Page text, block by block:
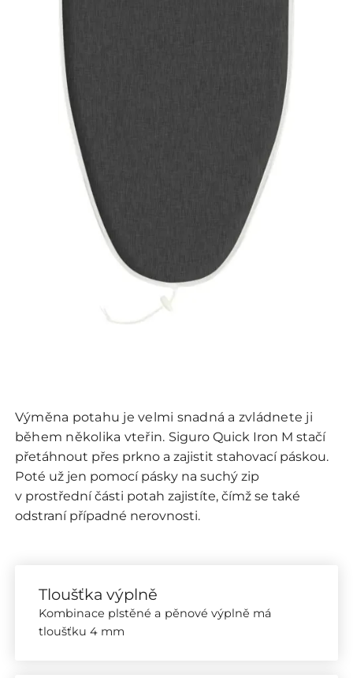
Výměna potahu je velmi snadná a zvládnete ji
během několika vteřin. Siguro Quick Iron M stačí
přetáhnout přes prkno a zajistit stahovací páskou.
Poté už jen pomocí pásky na suchý zip
v prostřední části potah zajistíte, čímž se také
odstraní případné nerovnosti.
Tloušťka výplně
Kombinace plstěné a pěnové výplně má
tloušťku 4 mm